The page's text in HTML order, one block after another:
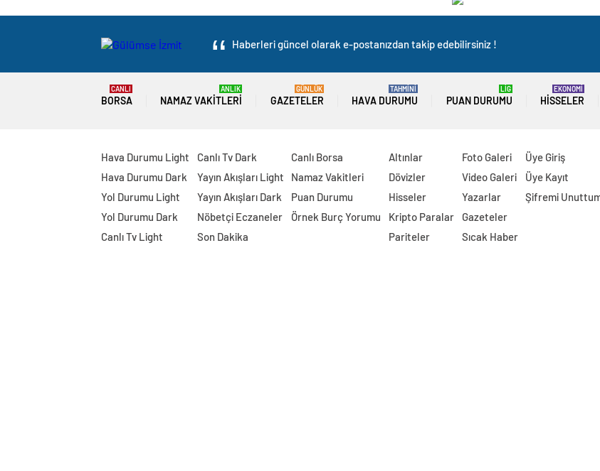
Haberleri güncel olarak e-postanızdan takip edebilirsiniz !
BORSA
CANLI
NAMAZ VAKITLERI
ANLIK
GAZETELER
GÜNLÜK
HAVA DURUMU
TAHMİNİ
PUAN DURUMU
LİG
HISSELER
EKONOMİ
Hava Durumu Light
Hava Durumu Dark
Yol Durumu Light
Yol Durumu Dark
Canlı Tv Light
Canlı Tv Dark
Yayın Akışları Light
Yayın Akışları Dark
Nöbetçi Eczaneler
Son Dakika
Canlı Borsa
Namaz Vakitleri
Puan Durumu
Örnek Burç Yorumu
Altınlar
Dövizler
Hisseler
Kripto Paralar
Pariteler
Foto Galeri
Video Galeri
Yazarlar
Gazeteler
Sıcak Haber
Üye Giriş
Üye Kayıt
Şifremi